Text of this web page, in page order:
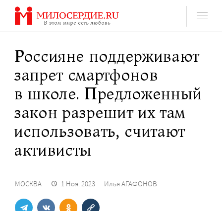
Перейти
содержанию
Россияне поддерживают
запрет смартфонов
в школе. Предложенный
закон разрешит их там
использовать, считают
активисты
МОСКВА 1 Ноя. 2023 Илья АГАФОНОВ